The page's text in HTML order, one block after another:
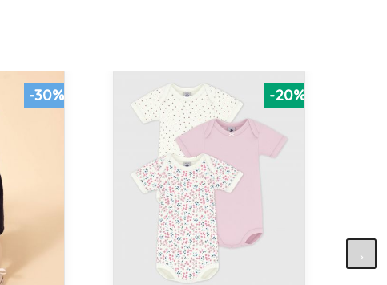
-30% -20%